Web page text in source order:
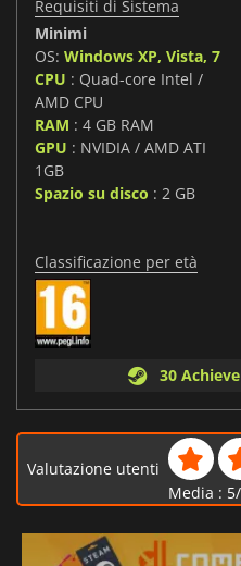
Requisiti di Sistema
Minimi
OS: Windows XP, Vista, 7
CPU : Quad-core Intel /
AMD CPU
RAM : 4 GB RAM
GPU : NVIDIA / AMD ATI
1GB
Spazio su disco : 2 GB
Classificazione per età
30
Valutazione utenti
Media : 5/